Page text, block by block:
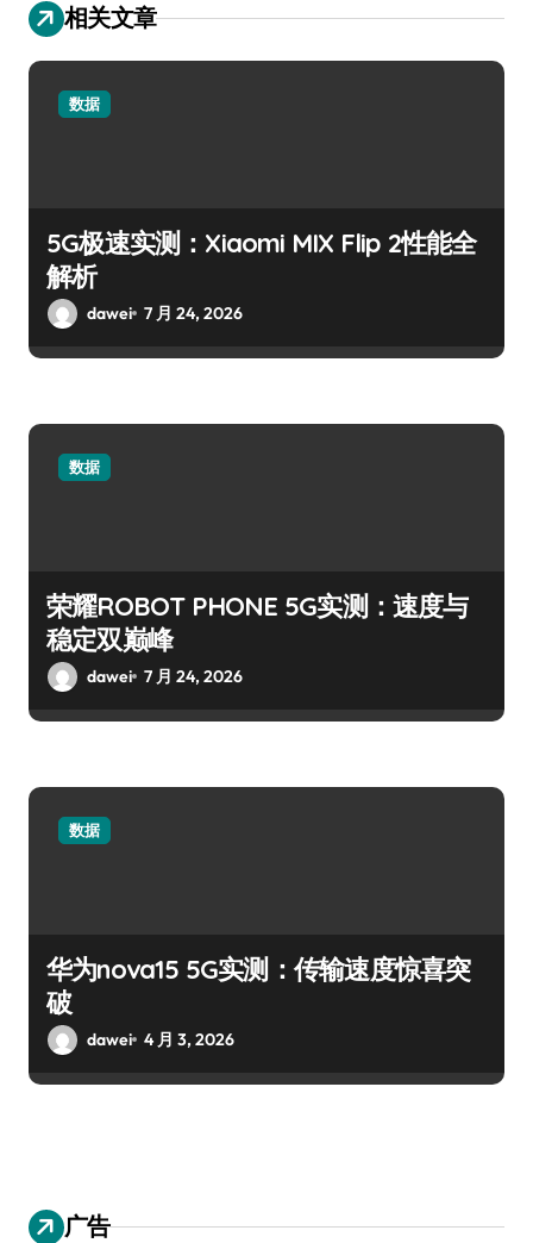
相关文章
数据
5G极速实测：Xiaomi MIX Flip 2性能全
解析
dawei 7 月 24, 2026
数据
荣耀ROBOT PHONE 5G实测：速度与
稳定双巅峰
dawei 7 月 24, 2026
数据
华为nova15 5G实测：传输速度惊喜突
破
dawei 4 月 3, 2026
广告